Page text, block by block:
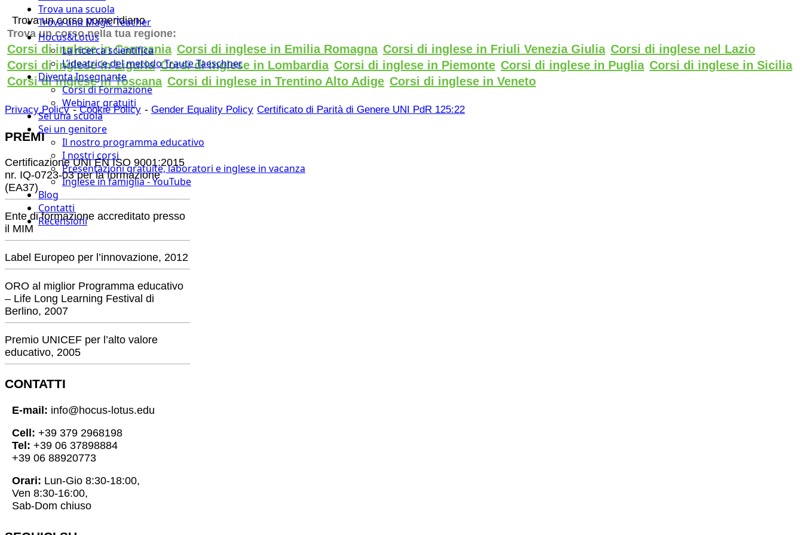
Trova una scuola
Trova una Magic Teacher
Hocus&Lotus
La ricerca scientifica
L’ideatrice del metodo Traute Taeschner
Diventa Insegnante
Corsi di Formazione
Webinar gratuiti
Sei una scuola
Sei un genitore
Il nostro programma educativo
I nostri corsi
Presentazioni gratuite, laboratori e inglese in vacanza
Inglese in famiglia - YouTube
Blog
Contatti
Recensioni
Trova un corso pomeridiano
Trova un corso nella tua regione:
Corsi di inglese in Campania Corsi di inglese in Emilia Romagna Corsi di inglese in Friuli Venezia Giulia Corsi di inglese nel Lazio
Corsi di inglese in Liguria Corsi di inglese in Lombardia Corsi di inglese in Piemonte Corsi di inglese in Puglia Corsi di inglese in Sicilia
Corsi di inglese in Toscana Corsi di inglese in Trentino Alto Adige Corsi di inglese in Veneto
Privacy Policy-Cookie Policy - Gender Equality Policy Certificato di Parità di Genere UNI PdR 125:22
PREMI
Certificazione UNI EN ISO 9001:2015
nr. IQ-0723-03 per la formazione
(EA37)
Ente di formazione accreditato presso
il MIM
Label Europeo per l’innovazione, 2012
ORO al miglior Programma educativo
– Life Long Learning Festival di
Berlino, 2007
Premio UNICEF per l’alto valore
educativo, 2005
CONTATTI
E-mail: info@hocus-lotus.edu
Cell: +39 379 2968198
Tel: +39 06 37898884
+39 06 88920773
Orari: Lun-Gio 8:30-18:00,
Ven 8:30-16:00,
Sab-Dom chiuso